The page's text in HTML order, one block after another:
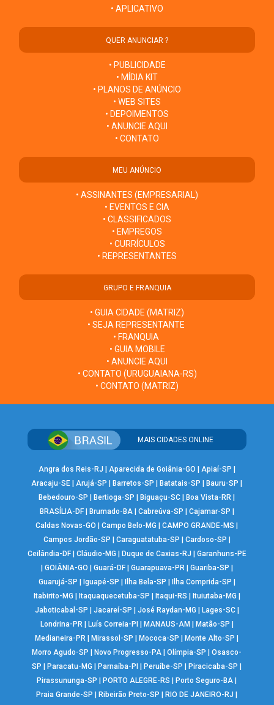
• APLICATIVO
QUER ANUNCIAR ?
• PUBLICIDADE
• MÍDIA KIT
• PLANOS DE ANÚNCIO
• WEB SITES
• DEPOIMENTOS
• ANUNCIE AQUI
• CONTATO
MEU ANÚNCIO
• ASSINANTES (EMPRESARIAL)
• EVENTOS E CIA
• CLASSIFICADOS
• EMPREGOS
• CURRÍCULOS
• REPRESENTANTES
GRUPO E FRANQUIA
• GUIA CIDADE (MATRIZ)
• SEJA REPRESENTANTE
• FRANQUIA
• GUIA MOBILE
• ANUNCIE AQUI
• CONTATO (URUGUAIANA-RS)
• CONTATO (MATRIZ)
MAIS CIDADES ONLINE
Angra dos Reis-RJ Aparecida de Goiânia-GO Apiaí-SP
Aracaju-SE |Arujá-SP Barretos-SP Batatais-SP Bauru-SP
Bebedouro-SP
Bertioga-SP Biguaçu-SC Boa Vista-RR
BRASÍLIA-DF| Brumado-BA| Cabreúva-SP Cajamar-SP
Caldas Novas-GO
|Campo Belo-MG |CAMPO GRANDE-MS
Campos Jordão-SP
Caraguatatuba-SP Cardoso-SP
Ceilândia-DF| Cláudio-MG Duque de Caxias-RJ
Garanhuns-PE
GOIÂNIA-GO Guará-DF| Guarapuava-PR| Guariba-SP
Guarujá-SP
Iguapé-SP Ilha Bela-SP Ilha Comprida-SP
Itabirito-MG
Itaquaquecetuba-SP Itaqui-RS Ituiutaba-MG
Jaboticabal-SP
Jacareí-SP José Raydan-MG Lages-SC|
Londrina-PR| Luís Correia-PI MANAUS-AM Matão-SP
Medianeira-PR
Mirassol-SP Mococa-SP Monte Alto-SP
Morro Agudo-SP
Novo Progresso-PA |Olímpia-SP |Osasco-
SP
Paracatu-MG Parnaíba-PI Peruíbe-SP Piracicaba-SP
Pirassununga-SP
PORTO ALEGRE-RS Porto Seguro-BA
Praia Grande-SP
Ribeirão Preto-SP RIO DE JANEIRO-RJ